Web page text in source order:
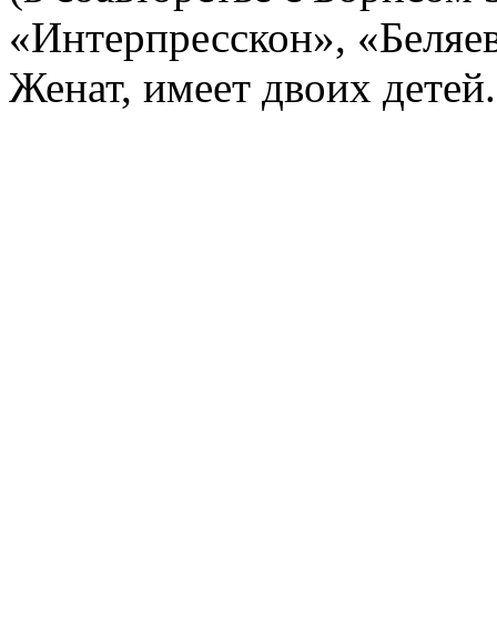
«Интерпресскон»,
Женат, имеет двоих детей.